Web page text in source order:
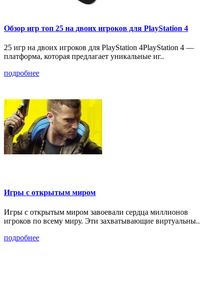
Обзор игр топ 25 на двоих игроков для PlayStation 4
25 игр на двоих игроков для PlayStation 4PlayStation 4 —
платформа, которая предлагает уникальные иг..
подробнее
Игры с открытым миром
Игры с открытым миром завоевали сердца миллионов
игроков по всему миру. Эти захватывающие виртуальны..
подробнее